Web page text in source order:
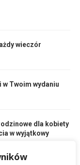
wieczór
Twoim wydaniu
dla kobiety
w wyjątkowy